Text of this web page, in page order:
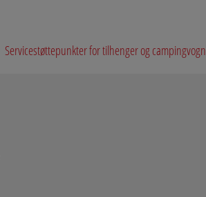
Servicestøttepunkter for tilhenger og campingvogn